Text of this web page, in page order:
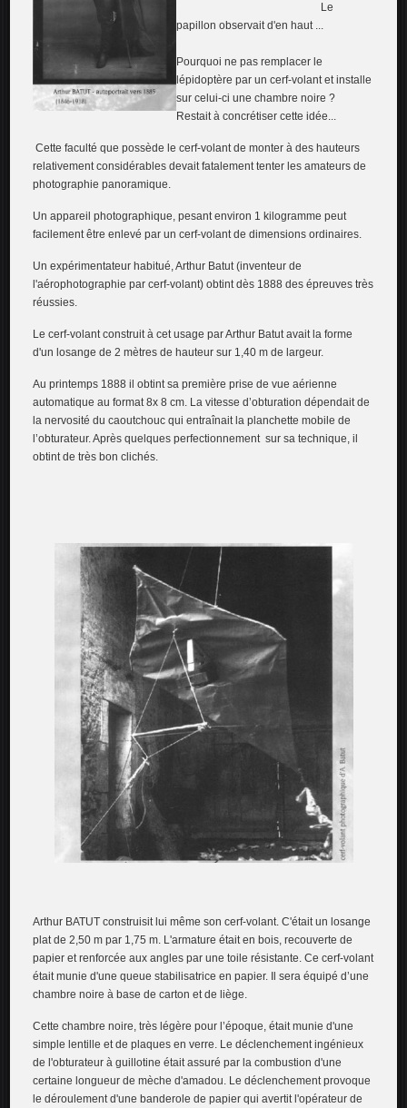
Le
papillon observait d'en haut ...
Pourquoi ne pas remplacer le
lépidoptère par un cerf-volant et installe
sur celui-ci une chambre noire ?
Restait à concrétiser cette idée...
Cette faculté que possède le cerf-volant de monter à des hauteurs
relativement considérables devait fatalement tenter les amateurs de
photographie panoramique.
Un appareil photographique, pesant environ 1 kilogramme peut
facilement être enlevé par un cerf-volant de dimensions ordinaires.
Un expérimentateur habitué, Arthur Batut (inventeur de
l'aérophotographie par cerf-volant) obtint dès 1888 des épreuves très
réussies.
Le cerf-volant construit à cet usage par Arthur Batut avait la forme
d'un losange de 2 mètres de hauteur sur 1,40 m de largeur.
Au printemps 1888 il obtint sa première prise de vue aérienne
automatique au format 8x 8 cm. La vitesse d’obturation dépendait de
la nervosité du caoutchouc qui entraînait la planchette mobile de
l’obturateur. Après quelques perfectionnement sur sa technique, il
obtint de très bon clichés.
Arthur BATUT construisit lui même son cerf-volant. C'était un losange
plat de 2,50 m par 1,75 m. L'armature était en bois, recouverte de
papier et renforcée aux angles par une toile résistante. Ce cerf-volant
était munie d'une queue stabilisatrice en papier. Il sera équipé d’une
chambre noire à base de carton et de liège.
Cette chambre noire, très légère pour l’époque, était munie d'une
simple lentille et de plaques en verre. Le déclenchement ingénieux
de l'obturateur à guillotine était assuré par la combustion d'une
certaine longueur de mèche d'amadou. Le déclenchement provoque
le déroulement d'une banderole de papier qui avertit l'opérateur de